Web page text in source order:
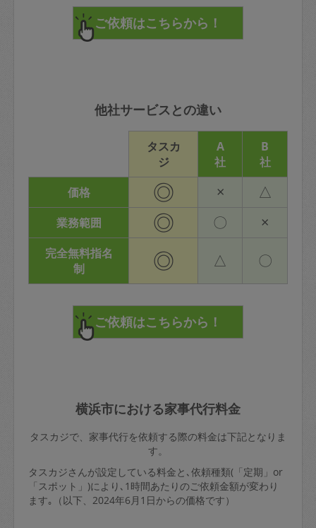
他社サービスとの違い
タスカ
ジ
A
社
B
社
価格
◎ × △
業務範囲 ◎ 〇 ×
完全無料指名
制
◎ △ 〇
横浜市における家事代行料金
タスカジで、家事代行を依頼する際の料金は下記となりま
す。
タスカジさんが設定している料金と､依頼種類(「定期」or
「スポット」)により､1時間あたりのご依頼金額が変わり
ます｡（以下、2024年6月1日からの価格です）